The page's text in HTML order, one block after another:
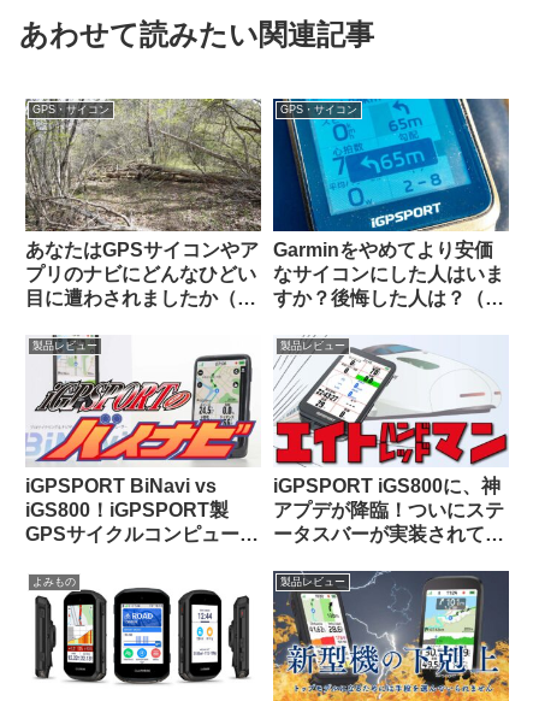
あわせて読みたい関連記事
GPS・サイコン
あなたはGPSサイコンやア
プリのナビにどんなひどい
目に遭わされましたか（海
GPS・サイコン
Garminをやめてより安価
なサイコンにした人はいま
すか？後悔した人は？（海
iGPSportの最新評価】
製品レビュー
iGPSPORT BiNavi vs
iGS800！iGPSPORT製
GPSサイクルコンピュータ
製品レビュー
iGPSPORT iGS800に、神
アプデが降臨！ついにステ
ータスバーが実装されて俺
よみもの 製品レビュー